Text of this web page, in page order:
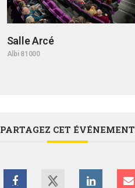
Salle Arcé
Albi 81000
PARTAGEZ CET ÉVÉNEMENT